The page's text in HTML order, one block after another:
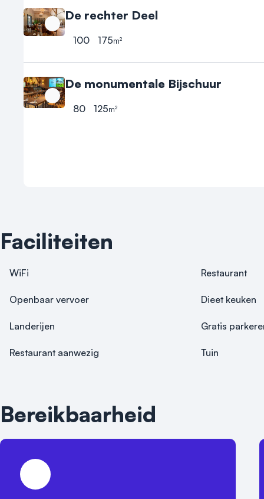
De diverse mogelijkheden bij Narline in Zuidwolde:
De rechter Deel
Hoogste aantal personen
100
Oppervlakte
175m²
De monumentale Bijschuur
Hoogste aantal personen
80
Oppervlakte
125m²
Faciliteiten
WiFi Restaurant
Openbaar vervoer Dieet keuken
Landerijen Gratis
Restaurant aanwezig Tuin
Bereikbaarheid